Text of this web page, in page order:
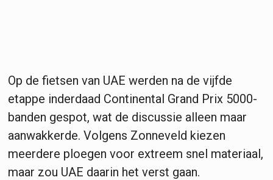
Op de fietsen van UAE werden na de vijfde
etappe inderdaad Continental Grand Prix 5000-
banden gespot, wat de discussie alleen maar
aanwakkerde. Volgens Zonneveld kiezen
meerdere ploegen voor extreem snel materiaal,
maar zou UAE daarin het verst gaan.